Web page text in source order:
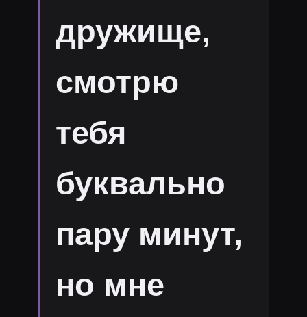
дружище,
смотрю
тебя
буквально
пару минут,
но мне